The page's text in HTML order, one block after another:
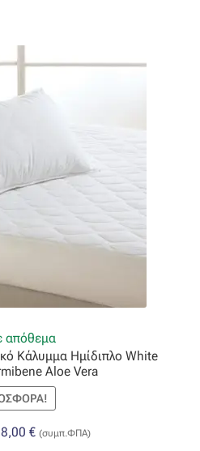
απόθεμα
Κάλυμμα Ημίδιπλο White
Aloe Vera
€Η(συμπ.ΦΠΑ)